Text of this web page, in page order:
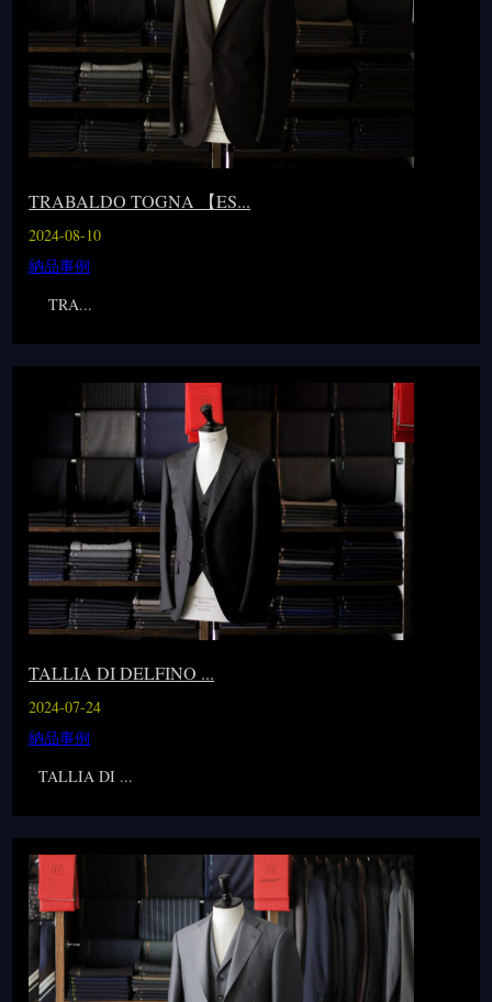
TRABALDO TOGNA 【ES...
2024-08-10
納品事例
TRA...
TALLIA DI DELFINO ...
2024-07-24
納品事例
TALLIA DI ...